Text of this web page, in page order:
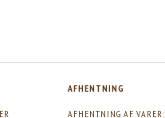
AFHENTNING
AFHENTNING AF VARER: